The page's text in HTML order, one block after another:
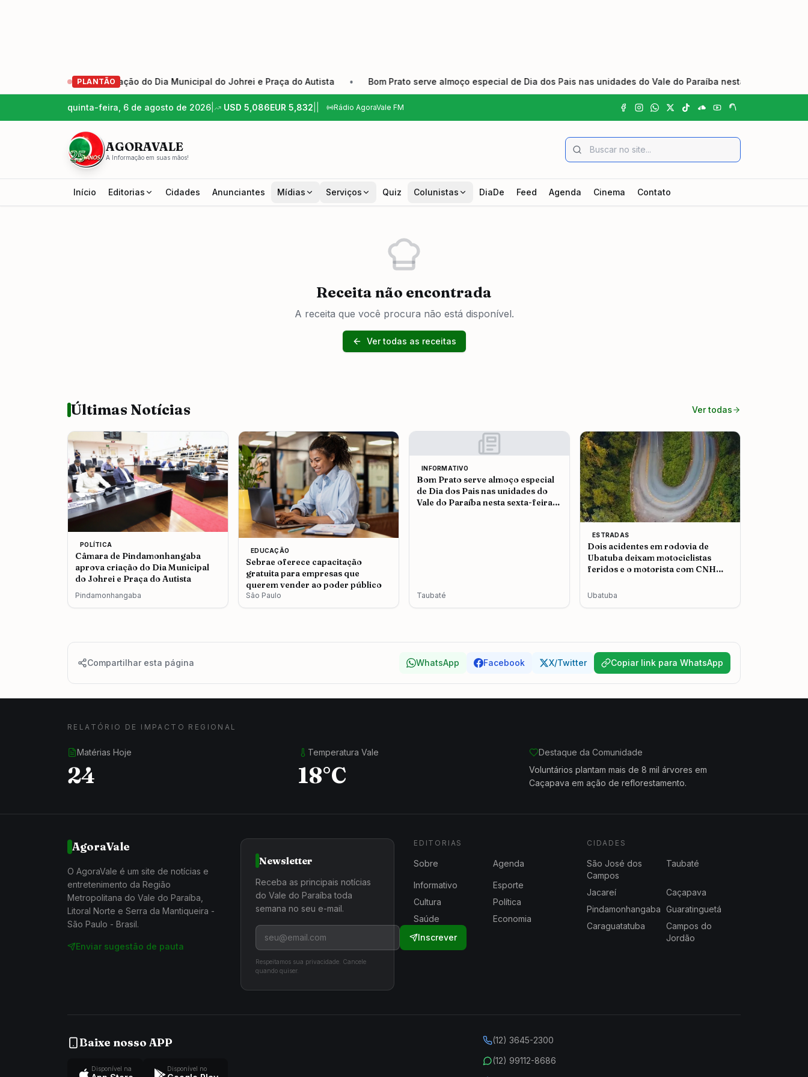
PLANTÃO
aprova criação do Dia Municipal do Johrei e Praça do Autista • Bom Prato serve almoço especial de Dia dos Pais nas unidades do Vale do Paraíba nesta sexta-feira (7)
quinta-feira, 6 de agosto de 2026 USD 5,086EUR 5,832 Rádio AgoraVale FM
AGORAVALE
A Informação em suas mãos!
Início Editorias Cidades Anunciantes Mídias Serviços Quiz Colunistas DiaDe Feed Agenda Cinema Contato
Receita não encontrada
A receita que você procura não está disponível.
Ver todas as receitas
Últimas Notícias Ver todas
POLÍTICA
Câmara de Pindamonhangaba
aprova criação do Dia Municipal
do Johrei e Praça do Autista
Pindamonhangaba
EDUCAÇÃO
Sebrae oferece capacitação
gratuita para empresas que
querem vender ao poder público
São Paulo
INFORMATIVO
Bom Prato serve almoço especial
de Dia dos Pais nas unidades do
Vale do Paraíba nesta sexta-feira
Taubaté
ESTRADAS
Dois acidentes em rodovia de
Ubatuba deixam motociclistas
feridos e o motorista com CNH
Ubatuba
Compartilhar esta página WhatsApp Facebook X/Twitter Copiar link para WhatsApp
RELATÓRIO DE IMPACTO REGIONAL
Matérias Hoje
24
Temperatura Vale
18°C
Destaque da Comunidade
Voluntários plantam mais de 8 mil árvores em
Caçapava em ação de reflorestamento.
AgoraVale
O AgoraVale é um site de notícias e
entretenimento da Região
Metropolitana do Vale do Paraíba,
Litoral Norte e Serra da Mantiqueira -
São Paulo - Brasil.
Enviar sugestão de pauta
Newsletter
Receba as principais notícias
do Vale do Paraíba toda
semana no seu e-mail.
Inscrever
Respeitamos sua privacidade. Cancele
quando quiser.
EDITORIAS
Sobre Agenda
Informativo
Esporte
Cultura
Política
Saúde
Economia
CIDADES
São José dos
Campos
Taubaté
Jacareí
Caçapava
Pindamonhangaba Guaratinguetá
Caraguatatuba
Campos do
Jordão
Baixe nosso APP
Disponível na Disponível no
(12) 3645-2300
(12) 99112-8686